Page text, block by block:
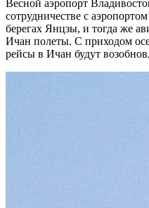
Весной аэропорт
сотрудничестве с
берегах Янцзы, и тогда же
Ичан полеты. С приходом
рейсы в Ичан будут